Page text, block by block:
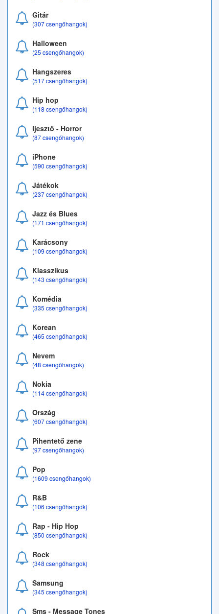
Gitár
(307 csengőhangok)
Halloween
(25 csengőhangok)
Hangszeres
(517 csengőhangok)
Hip hop
(118 csengőhangok)
Ijesztő - Horror
(87 csengőhangok)
iPhone
(590 csengőhangok)
Játékok
(237 csengőhangok)
Jazz és Blues
(171 csengőhangok)
Karácsony
(109 csengőhangok)
Klasszikus
(143 csengőhangok)
Komédia
(335 csengőhangok)
Korean
(465 csengőhangok)
Nevem
(48 csengőhangok)
Nokia
(114 csengőhangok)
Ország
(607 csengőhangok)
Pihentető zene
(97 csengőhangok)
Pop
(1609 csengőhangok)
R&B
(106 csengőhangok)
Rap - Hip Hop
(850 csengőhangok)
Rock
(348 csengőhangok)
Samsung
(345 csengőhangok)
Sms - Message Tones